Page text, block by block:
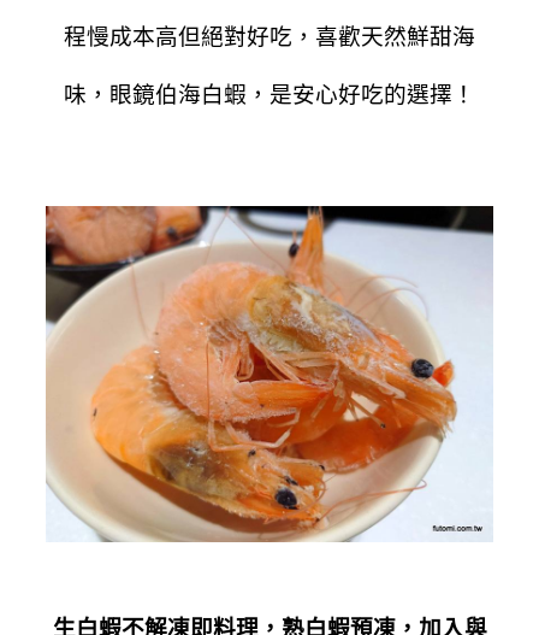
程慢成本高但絕對好吃，喜歡天然鮮甜海
味，眼鏡伯海白蝦，是安心好吃的選擇！
生白蝦不解凍即料理，熟白蝦預凍，加入與